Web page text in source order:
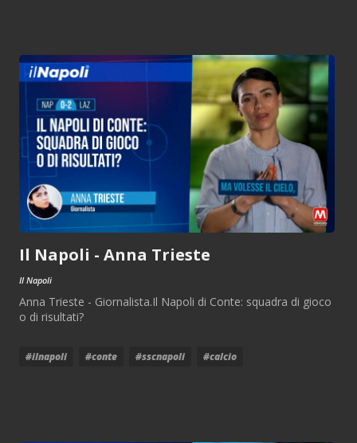
Il Napoli - Anna Trieste
Il Napoli
Anna Trieste - Giornalista.Il Napoli di Conte: squadra di gioco
o di risultati?
#ilnapoli #conte #sscnapoli #calcio